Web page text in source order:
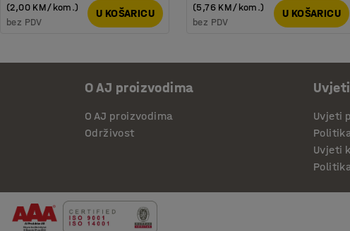
(2,00 KM/kom.)
bez PDV
U KOŠARICU
(5,76 KM/kom.)
bez PDV
U KOŠARICU
O AJ proizvodima
O AJ proizvodima
Održivost
Uvjeti
Uvjeti